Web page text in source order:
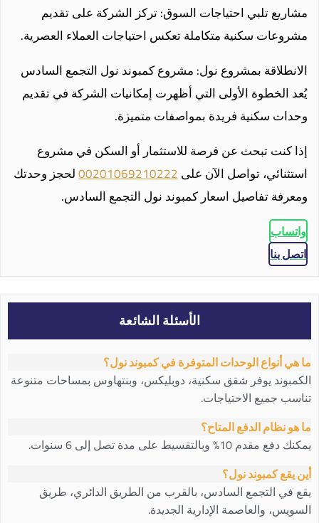
مشاريع تلبي احتياجات السوق: تركز الشركة على تقديم
مشروعات سكنية متكاملة تعكس احتياجات العملاء العصرية.
الانطلاقة بمشروع نول: مشروع كمبوند نول التجمع السادس
يُعد الخطوة الأولى التي أظهرت إمكانيات الشركة في تقديم
وحدات سكنية فريدة بمواصفات متميزة.
إذا كنت تبحث عن فرصة للاستثمار أو السكن في مشروع
استثنائي، تواصل الآن على00201069210222لحجز وحدتك
ومعرفة تفاصيل اسعار كمبوند نول التجمع السادس.
واتساب
اتصل بنا
الأسئلة الشائعة
ما هي أنواع الوحدات المتوفرة في كمبوند نول؟
الكمبوند يوفر شقق سكنية، دوبليكس، وبنتهاوس بمساحات متنوعة
تناسب جميع الاحتياجات.
ما هو نظام الدفع المتاح؟
يمكنك دفع مقدم 10% وبالتقسيط على مدة تصل إلى 6 سنوات.
أين يقع كمبوند نول؟
يقع في التجمع السادس، بالقرب من الطريق الدائري، طريق
السويس، والعاصمة الإدارية الجديدة.